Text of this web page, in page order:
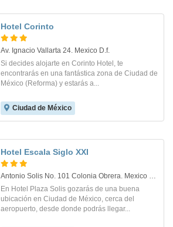
Hotel Corinto
Av. Ignacio Vallarta 24. Mexico D.f.
Si decides alojarte en Corinto Hotel, te
encontrarás en una fantástica zona de Ciudad de
México (Reforma) y estarás a...
Ciudad de México
Hotel Escala Siglo XXI
Antonio Solis No. 101 Colonia Obrera. Mexico City
En Hotel Plaza Solis gozarás de una buena
ubicación en Ciudad de México, cerca del
aeropuerto, desde donde podrás llegar...